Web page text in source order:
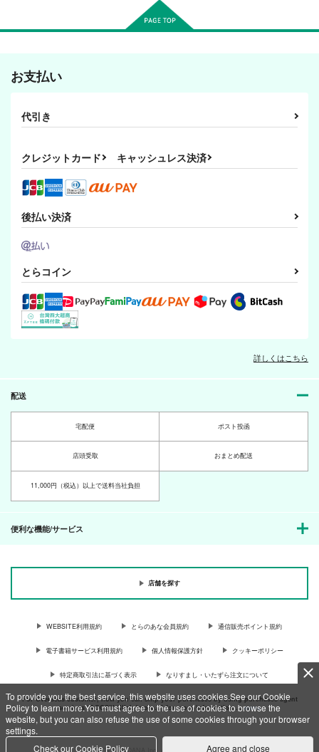
To provide you the best service, this website uses cookies.See our Cookie
Policy to learn more.You must agree to the use of cookies to browse the
website, but you can also refuse the use of some cookies through your browser
settings.
Check our Cookie Policy
Agree and close
お支払い
代引き
クレジットカード キャッシュレス決済
後払い決済
とらコイン
詳しくはこちら
配送
宅配便 ポスト投函
店頭受取 おまとめ配送
11,000円（税込）以上で送料当社負担
便利な機能/サービス
店舗を探す
WEBSITE利用規約 とらのあな会員規約 通信販売ポイント規約
電子書籍サービス利用規約 個人情報保護方針 クッキーポリシー
特定商取引法に基づく表示 なりすまし・いたずら注文について
For Overseas customer, now you can ship your purchases by using purchases agent
services “AOCS”! Click {more…} for more information …more
c TORANOANA Inc, All Rights Reserved.